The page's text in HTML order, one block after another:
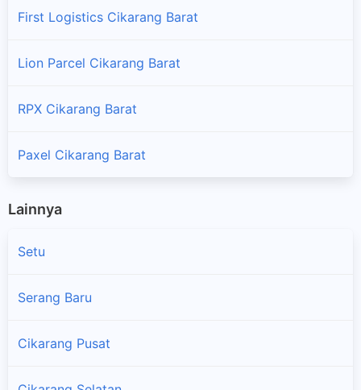
First Logistics Cikarang Barat
Lion Parcel Cikarang Barat
RPX Cikarang Barat
Paxel Cikarang Barat
Lainnya
Setu
Serang Baru
Cikarang Pusat